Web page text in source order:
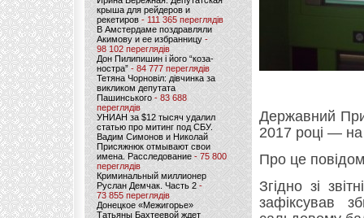
крыша для рейдеров и
рекетиров - 111 365 переглядів
В Амстердаме поздравляли
Акимову и ее избранницу -
98 102 переглядів
Дон Пилипишин і його “коза-
ностра” - 84 777 переглядів
Тетяна Чорновіл: дівчинка за
викликом депутата
Пашинського- 83 688
переглядів
УНИАН за $12 тысяч удалил
статью про митинг под СБУ.
Вадим Симонов и Николай
Присяжнюк отмывают свои
имена. Расследование - 75 800
переглядів
Криминальный миллионер
Руслан Демчак. Часть 2-
73 855 переглядів
Донецкое «Межигорье»
Татьяны Бахтеевой ждет
Державний
2017 році —
Про це
Згідно зі
зафіксував